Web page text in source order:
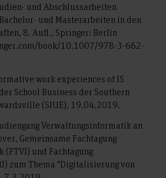
und Abschlussarbeiten
und Masterarbeiten in den
8. Aufl., Springer: Berlin
book/10.1007/978-3-662-
work experiences of IS
School Business der Southern
(SIUE), 19.04.2019.
Verwaltungsinformatik an
Gemeinsame Fachtagung
und Fachtagung
zum Thema "Digitalisierung von